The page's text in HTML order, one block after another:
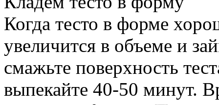
Когда тесто в форме
увеличится в объеме и
смажьте поверхность
выпекайте 40-50 минут.